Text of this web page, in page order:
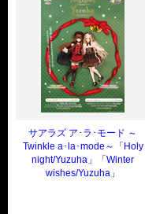
サアラズ ア･ラ･モード ～
Twinkle a･la･mode～「Holy
night/Yuzuha」「Winter
wishes/Yuzuha」